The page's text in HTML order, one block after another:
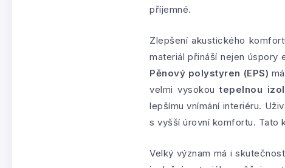
příjemné.
Zlepšení akustického
materiál přináší nejen úspory
Pěnový polystyren (EPS)
velmi vysokoutepelnou
lepšímu vnímání interiéru.
s vyšší úrovní komfortu. Tato
Velký význam má i